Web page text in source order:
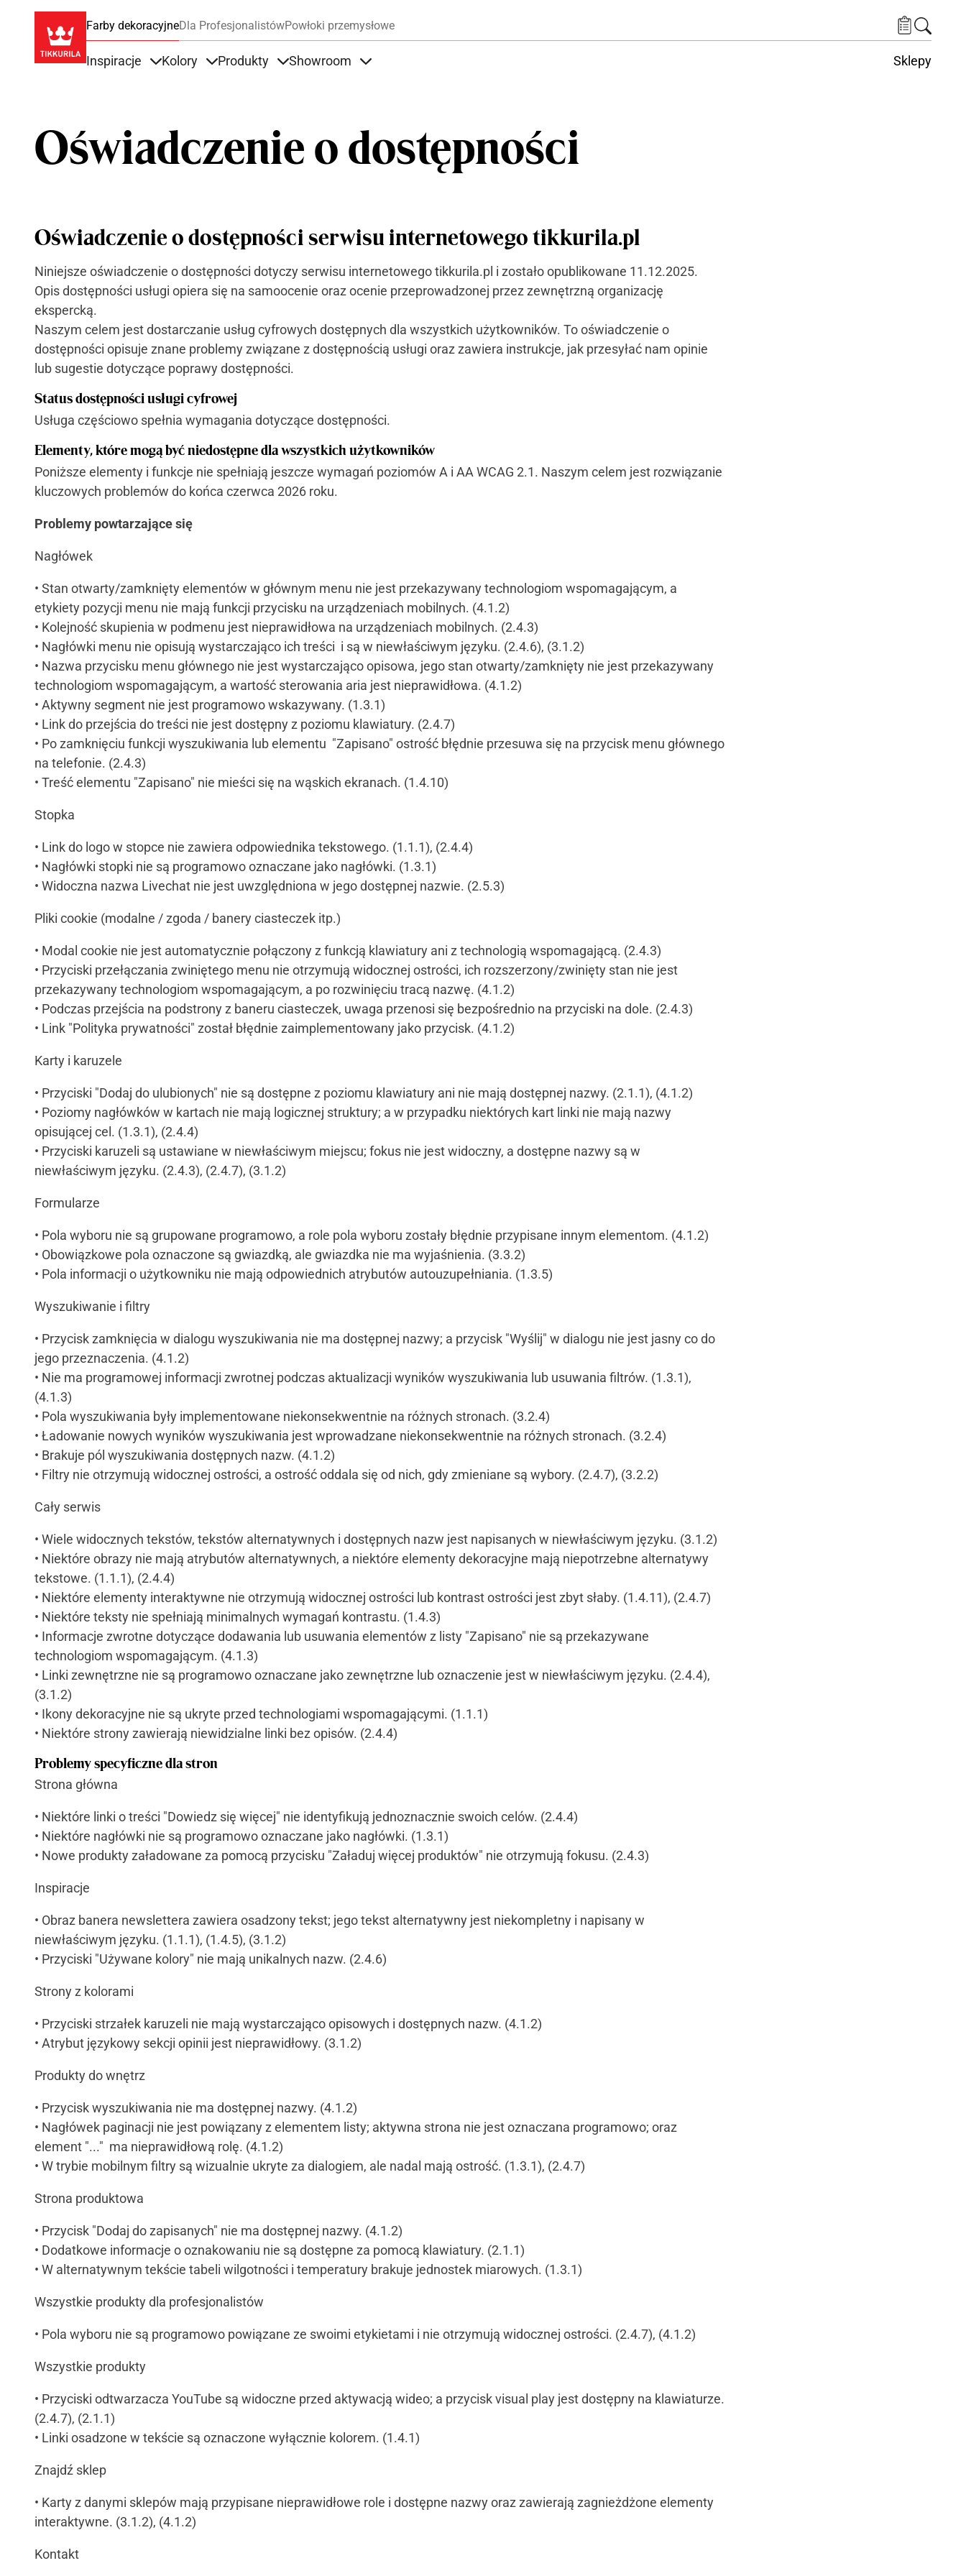
Farby dekoracyjneDla ProfesjonalistówPowłoki przemysłowe
Inspiracje Kolory Produkty Showroom Sklepy
Oświadczenie o dostępności
Oświadczenie o dostępności serwisu internetowego tikkurila.pl
Niniejsze oświadczenie o dostępności dotyczy serwisu internetowego tikkurila.pl i zostało opublikowane 11.12.2025.
Opis dostępności usługi opiera się na samoocenie oraz ocenie przeprowadzonej przez zewnętrzną organizację
ekspercką.
Naszym celem jest dostarczanie usług cyfrowych dostępnych dla wszystkich użytkowników. To oświadczenie o
dostępności opisuje znane problemy związane z dostępnością usługi oraz zawiera instrukcje, jak przesyłać nam opinie
lub sugestie dotyczące poprawy dostępności.
Status dostępności usługi cyfrowej
Usługa częściowo spełnia wymagania dotyczące dostępności.
Elementy, które mogą być niedostępne dla wszystkich użytkowników
Poniższe elementy i funkcje nie spełniają jeszcze wymagań poziomów A i AA WCAG 2.1. Naszym celem jest rozwiązanie
kluczowych problemów do końca czerwca 2026 roku.
Problemy powtarzające się
Nagłówek
• Stan otwarty/zamknięty elementów w głównym menu nie jest przekazywany technologiom wspomagającym, a
etykiety pozycji menu nie mają funkcji przycisku na urządzeniach mobilnych. (4.1.2)
• Kolejność skupienia w podmenu jest nieprawidłowa na urządzeniach mobilnych. (2.4.3)
• Nagłówki menu nie opisują wystarczająco ich treści i są w niewłaściwym języku. (2.4.6), (3.1.2)
• Nazwa przycisku menu głównego nie jest wystarczająco opisowa, jego stan otwarty/zamknięty nie jest przekazywany
technologiom wspomagającym, a wartość sterowania aria jest nieprawidłowa. (4.1.2)
• Aktywny segment nie jest programowo wskazywany. (1.3.1)
• Link do przejścia do treści nie jest dostępny z poziomu klawiatury. (2.4.7)
• Po zamknięciu funkcji wyszukiwania lub elementu "Zapisano" ostrość błędnie przesuwa się na przycisk menu głównego
na telefonie. (2.4.3)
• Treść elementu "Zapisano" nie mieści się na wąskich ekranach. (1.4.10)
Stopka
• Link do logo w stopce nie zawiera odpowiednika tekstowego. (1.1.1), (2.4.4)
• Nagłówki stopki nie są programowo oznaczane jako nagłówki. (1.3.1)
• Widoczna nazwa Livechat nie jest uwzględniona w jego dostępnej nazwie. (2.5.3)
Pliki cookie (modalne / zgoda / banery ciasteczek itp.)
• Modal cookie nie jest automatycznie połączony z funkcją klawiatury ani z technologią wspomagającą. (2.4.3)
• Przyciski przełączania zwiniętego menu nie otrzymują widocznej ostrości, ich rozszerzony/zwinięty stan nie jest
przekazywany technologiom wspomagającym, a po rozwinięciu tracą nazwę. (4.1.2)
• Podczas przejścia na podstrony z baneru ciasteczek, uwaga przenosi się bezpośrednio na przyciski na dole. (2.4.3)
• Link "Polityka prywatności" został błędnie zaimplementowany jako przycisk. (4.1.2)
Karty i karuzele
• Przyciski "Dodaj do ulubionych" nie są dostępne z poziomu klawiatury ani nie mają dostępnej nazwy. (2.1.1), (4.1.2)
• Poziomy nagłówków w kartach nie mają logicznej struktury; a w przypadku niektórych kart linki nie mają nazwy
opisującej cel. (1.3.1), (2.4.4)
• Przyciski karuzeli są ustawiane w niewłaściwym miejscu; fokus nie jest widoczny, a dostępne nazwy są w
niewłaściwym języku. (2.4.3), (2.4.7), (3.1.2)
Formularze
• Pola wyboru nie są grupowane programowo, a role pola wyboru zostały błędnie przypisane innym elementom. (4.1.2)
• Obowiązkowe pola oznaczone są gwiazdką, ale gwiazdka nie ma wyjaśnienia. (3.3.2)
• Pola informacji o użytkowniku nie mają odpowiednich atrybutów autouzupełniania. (1.3.5)
Wyszukiwanie i filtry
• Przycisk zamknięcia w dialogu wyszukiwania nie ma dostępnej nazwy; a przycisk "Wyślij" w dialogu nie jest jasny co do
jego przeznaczenia. (4.1.2)
• Nie ma programowej informacji zwrotnej podczas aktualizacji wyników wyszukiwania lub usuwania filtrów. (1.3.1),
(4.1.3)
• Pola wyszukiwania były implementowane niekonsekwentnie na różnych stronach. (3.2.4)
• Ładowanie nowych wyników wyszukiwania jest wprowadzane niekonsekwentnie na różnych stronach. (3.2.4)
• Brakuje pól wyszukiwania dostępnych nazw. (4.1.2)
• Filtry nie otrzymują widocznej ostrości, a ostrość oddala się od nich, gdy zmieniane są wybory. (2.4.7), (3.2.2)
Cały serwis
• Wiele widocznych tekstów, tekstów alternatywnych i dostępnych nazw jest napisanych w niewłaściwym języku. (3.1.2)
• Niektóre obrazy nie mają atrybutów alternatywnych, a niektóre elementy dekoracyjne mają niepotrzebne alternatywy
tekstowe. (1.1.1), (2.4.4)
• Niektóre elementy interaktywne nie otrzymują widocznej ostrości lub kontrast ostrości jest zbyt słaby. (1.4.11), (2.4.7)
• Niektóre teksty nie spełniają minimalnych wymagań kontrastu. (1.4.3)
• Informacje zwrotne dotyczące dodawania lub usuwania elementów z listy "Zapisano" nie są przekazywane
technologiom wspomagającym. (4.1.3)
• Linki zewnętrzne nie są programowo oznaczane jako zewnętrzne lub oznaczenie jest w niewłaściwym języku. (2.4.4),
(3.1.2)
• Ikony dekoracyjne nie są ukryte przed technologiami wspomagającymi. (1.1.1)
• Niektóre strony zawierają niewidzialne linki bez opisów. (2.4.4)
Problemy specyficzne dla stron
Strona główna
• Niektóre linki o treści "Dowiedz się więcej" nie identyfikują jednoznacznie swoich celów. (2.4.4)
• Niektóre nagłówki nie są programowo oznaczane jako nagłówki. (1.3.1)
• Nowe produkty załadowane za pomocą przycisku "Załaduj więcej produktów" nie otrzymują fokusu. (2.4.3)
Inspiracje
• Obraz banera newslettera zawiera osadzony tekst; jego tekst alternatywny jest niekompletny i napisany w
niewłaściwym języku. (1.1.1), (1.4.5), (3.1.2)
• Przyciski "Używane kolory" nie mają unikalnych nazw. (2.4.6)
Strony z kolorami
• Przyciski strzałek karuzeli nie mają wystarczająco opisowych i dostępnych nazw. (4.1.2)
• Atrybut językowy sekcji opinii jest nieprawidłowy. (3.1.2)
Produkty do wnętrz
• Przycisk wyszukiwania nie ma dostępnej nazwy. (4.1.2)
• Nagłówek paginacji nie jest powiązany z elementem listy; aktywna strona nie jest oznaczana programowo; oraz
element "..." ma nieprawidłową rolę. (4.1.2)
• W trybie mobilnym filtry są wizualnie ukryte za dialogiem, ale nadal mają ostrość. (1.3.1), (2.4.7)
Strona produktowa
• Przycisk "Dodaj do zapisanych" nie ma dostępnej nazwy. (4.1.2)
• Dodatkowe informacje o oznakowaniu nie są dostępne za pomocą klawiatury. (2.1.1)
• W alternatywnym tekście tabeli wilgotności i temperatury brakuje jednostek miarowych. (1.3.1)
Wszystkie produkty dla profesjonalistów
• Pola wyboru nie są programowo powiązane ze swoimi etykietami i nie otrzymują widocznej ostrości. (2.4.7), (4.1.2)
Wszystkie produkty
• Przyciski odtwarzacza YouTube są widoczne przed aktywacją wideo; a przycisk visual play jest dostępny na klawiaturze.
(2.4.7), (2.1.1)
• Linki osadzone w tekście są oznaczone wyłącznie kolorem. (1.4.1)
Znajdź sklep
• Karty z danymi sklepów mają przypisane nieprawidłowe role i dostępne nazwy oraz zawierają zagnieżdżone elementy
interaktywne. (3.1.2), (4.1.2)
Kontakt